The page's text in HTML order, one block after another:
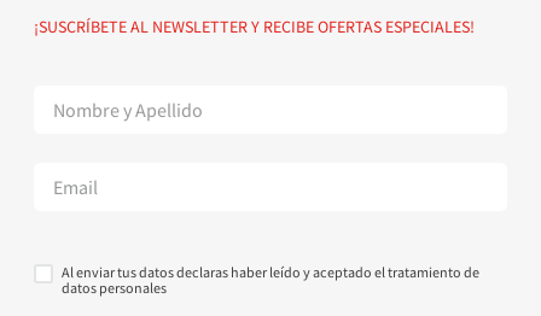
Suscribete al Newsletter
Superintendencia de Industria y Comercio
¡SUSCRÍBETE AL NEWSLETTER Y RECIBE OFERTAS ESPECIALES!
Al enviar tus datos declaras haber leído y aceptado el tratamiento de
datos personales